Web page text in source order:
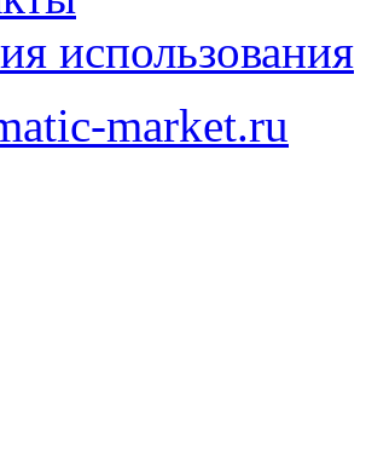
использования
market.ru